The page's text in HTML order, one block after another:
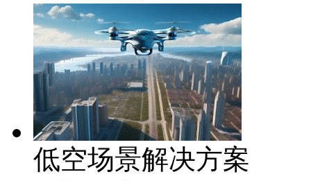
低空场景解决方案